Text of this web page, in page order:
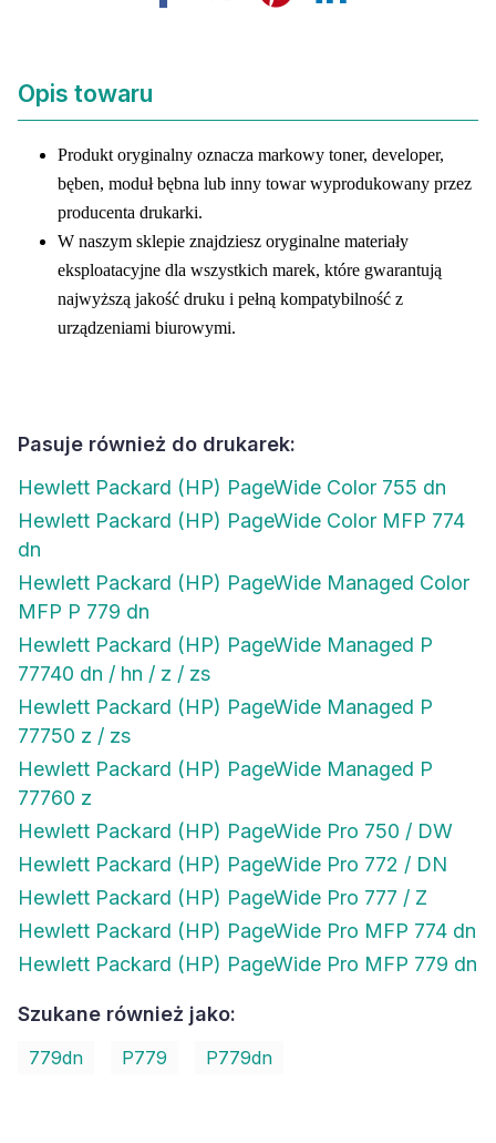
Opis towaru
Produkt oryginalny oznacza markowy toner, developer,
bęben, moduł bębna lub inny towar wyprodukowany przez
producenta drukarki.
W naszym sklepie znajdziesz oryginalne materiały
eksploatacyjne dla wszystkich marek, które gwarantują
najwyższą jakość druku i pełną kompatybilność z
urządzeniami biurowymi.
Pasuje również do drukarek:
Hewlett Packard (HP) PageWide Color 755 dn
Hewlett Packard (HP) PageWide Color MFP 774
dn
Hewlett Packard (HP) PageWide Managed Color
MFP P 779 dn
Hewlett Packard (HP) PageWide Managed P
77740 dn / hn / z / zs
Hewlett Packard (HP) PageWide Managed P
77750 z / zs
Hewlett Packard (HP) PageWide Managed P
77760 z
Hewlett Packard (HP) PageWide Pro 750 / DW
Hewlett Packard (HP) PageWide Pro 772 / DN
Hewlett Packard (HP) PageWide Pro 777 / Z
Hewlett Packard (HP) PageWide Pro MFP 774 dn
Hewlett Packard (HP) PageWide Pro MFP 779 dn
Szukane również jako:
779dn P779 P779dn